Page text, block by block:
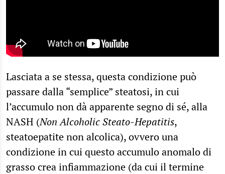
Lasciata a se stessa, questa condizione può
passare dalla “semplice” steatosi, in cui
l’accumulo non dà apparente segno di sé, alla
NASH (Non Alcoholic Steato-Hepatitis,
steatoepatite non alcolica), ovvero una
condizione in cui questo accumulo anomalo di
grasso crea infiammazione (da cui il termine